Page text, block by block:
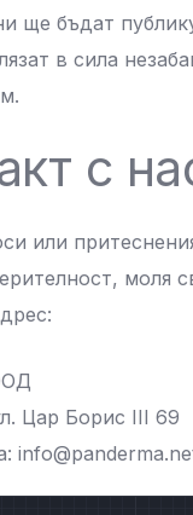
ще бъдат
в сила
с
или
моля
Цар Борис III 69